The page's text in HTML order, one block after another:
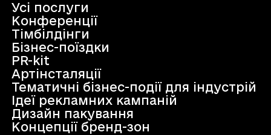
Усі послуги
Конференції
Тімбілдінги
Бізнес-поїздки
PR-kit
Артінсталяції
Тематичні бізнес-події для індустрій
Ідеї рекламних кампаній
Дизайн пакування
Концепції бренд-зон